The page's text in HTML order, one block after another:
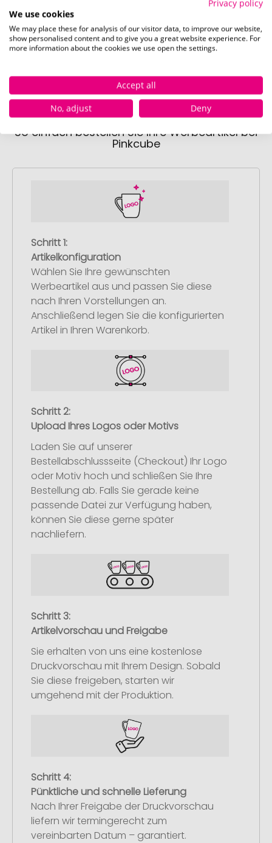
Schnell und einfachhierdie Standskizze
herunterladen.
So einfach bestellen Sie Ihre Werbeartikel bei
Pinkcube
Schritt 1:
Artikelkonfiguration
Wählen Sie Ihre gewünschten
Werbeartikel aus und passen Sie diese
nach Ihren Vorstellungen an.
Anschließend legen Sie die konfigurierten
Artikel in Ihren Warenkorb.
Schritt 2:
Upload Ihres Logos oder Motivs
Laden Sie auf unserer
Bestellabschlussseite (Checkout) Ihr Logo
oder Motiv hoch und schließen Sie Ihre
Bestellung ab. Falls Sie gerade keine
passende Datei zur Verfügung haben,
können Sie diese gerne später
nachliefern.
Schritt 3:
Artikelvorschau und Freigabe
Sie erhalten von uns eine kostenlose
Druckvorschau mit Ihrem Design. Sobald
Sie diese freigeben, starten wir
umgehend mit der Produktion.
Schritt 4:
Pünktliche und schnelle Lieferung
Nach Ihrer Freigabe der Druckvorschau
liefern wir termingerecht zum
vereinbarten Datum – garantiert.
Privacy policy
We use cookies
We may place these for analysis of our visitor data, to improve our website,
show personalised content and to give you a great website experience. For
more information about the cookies we use open the settings.
Accept all
No, adjust
Deny